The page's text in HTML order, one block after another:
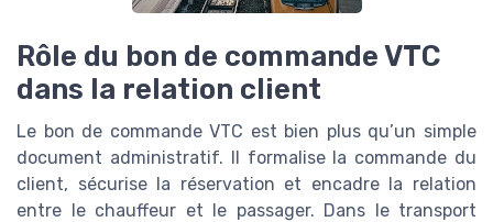
Rôle du bon de commande VTC
dans la relation client
Le bon de commande VTC est bien plus qu’un simple
document administratif. Il formalise la commande du
client, sécurise la réservation et encadre la relation
entre le chauffeur et le passager. Dans le transport